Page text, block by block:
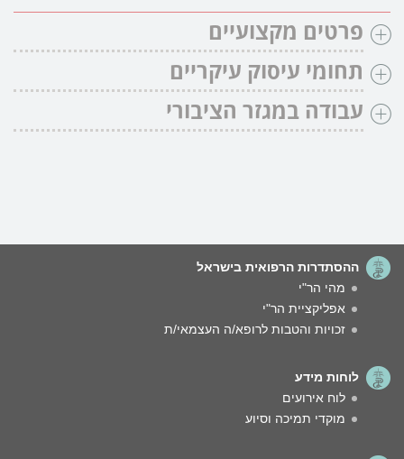
פרטים מקצועיים
תחומי עיסוק עיקריים
עבודה במגזר הציבורי
ההסתדרות הרפואית בישראל
מהי הר"י
אפליקציית הר"י
זכויות והטבות לרופא/ה העצמאי/ת
לוחות מידע
לוח אירועים
מוקדי תמיכה וסיוע